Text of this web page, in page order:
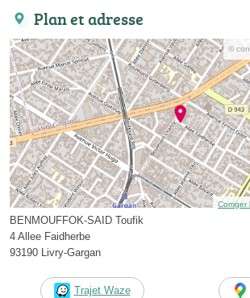
Plan et adresse
©
Corriger
BENMOUFFOK-SAID Toufik
4 Allee Faidherbe
93190 Livry-Gargan
Trajet Waze